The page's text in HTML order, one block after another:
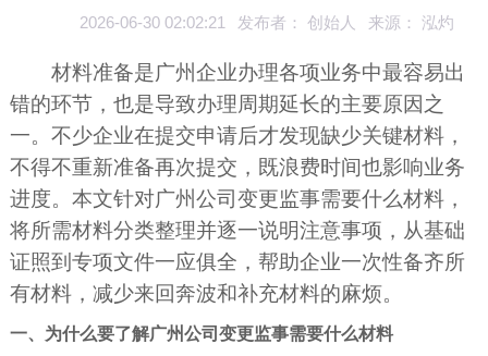
2026-06-30 02:02:21 发布者： 创始人 来源： 泓灼
材料准备是广州企业办理各项业务中最容易出
错的环节，也是导致办理周期延长的主要原因之
一。不少企业在提交申请后才发现缺少关键材料，
不得不重新准备再次提交，既浪费时间也影响业务
进度。本文针对广州公司变更监事需要什么材料，
将所需材料分类整理并逐一说明注意事项，从基础
证照到专项文件一应俱全，帮助企业一次性备齐所
有材料，减少来回奔波和补充材料的麻烦。
一、为什么要了解广州公司变更监事需要什么材料